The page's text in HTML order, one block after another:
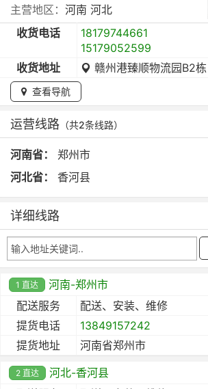
主营地区： 河南 河北
收货电话
18179744661
15179052599
收货地址
赣州港臻顺物流园B2栋
查看导航
运营线路 （共2条线路）
河南省：
郑州市
河北省：
香河县
详细线路
1 直达
河南-郑州市
配送服务
配送、安装、维修
提货电话
13849157242
提货地址
河南省郑州市
2 直达
河北-香河县